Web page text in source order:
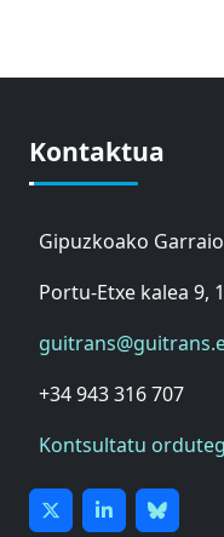
Kontaktua
Gipuzkoako
Portu-Etxe kalea 9,
+34 943 316 707
Kontsultatu